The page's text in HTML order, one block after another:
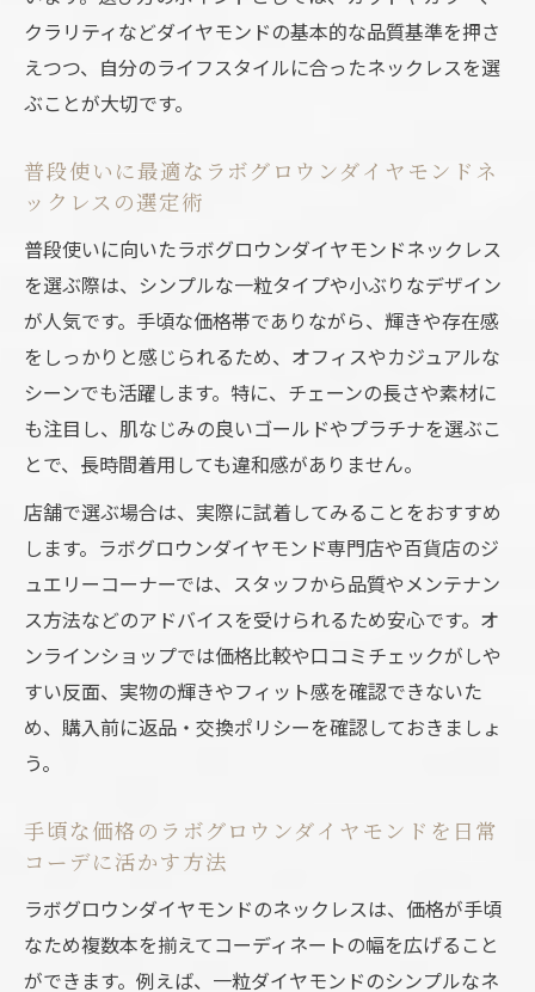
クラリティなどダイヤモンドの基本的な品質基準を押さ
えつつ、自分のライフスタイルに合ったネックレスを選
ぶことが大切です。
普段使いに最適なラボグロウンダイヤモンドネ
ックレスの選定術
普段使いに向いたラボグロウンダイヤモンドネックレス
を選ぶ際は、シンプルな一粒タイプや小ぶりなデザイン
が人気です。手頃な価格帯でありながら、輝きや存在感
をしっかりと感じられるため、オフィスやカジュアルな
シーンでも活躍します。特に、チェーンの長さや素材に
も注目し、肌なじみの良いゴールドやプラチナを選ぶこ
とで、長時間着用しても違和感がありません。
店舗で選ぶ場合は、実際に試着してみることをおすすめ
します。ラボグロウンダイヤモンド専門店や百貨店のジ
ュエリーコーナーでは、スタッフから品質やメンテナン
ス方法などのアドバイスを受けられるため安心です。オ
ンラインショップでは価格比較や口コミチェックがしや
すい反面、実物の輝きやフィット感を確認できないた
め、購入前に返品・交換ポリシーを確認しておきましょ
う。
手頃な価格のラボグロウンダイヤモンドを日常
コーデに活かす方法
ラボグロウンダイヤモンドのネックレスは、価格が手頃
なため複数本を揃えてコーディネートの幅を広げること
ができます。例えば、一粒ダイヤモンドのシンプルなネ